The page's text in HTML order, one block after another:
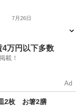
7月26日
4万円以下多数
載！
Ad
2枚 お箸2膳